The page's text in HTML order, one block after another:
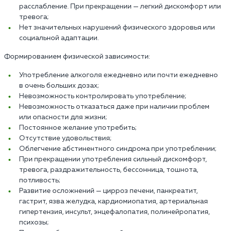
расслабление. При прекращении — легкий дискомфорт или
тревога;
Нет значительных нарушений физического здоровья или
социальной адаптации.
Формированием физической зависимости:
Употребление алкоголя ежедневно или почти ежедневно
в очень больших дозах;
Невозможность контролировать употребление;
Невозможность отказаться даже при наличии проблем
или опасности для жизни;
Постоянное желание употребить;
Отсутствие удовольствия;
Облегчение абстинентного синдрома при употреблении;
При прекращении употребления сильный дискомфорт,
тревога, раздражительность, бессонница, тошнота,
потливость;
Развитие осложнений — цирроз печени, панкреатит,
гастрит, язва желудка, кардиомиопатия, артериальная
гипертензия, инсульт, энцефалопатия, полинейропатия,
психозы;